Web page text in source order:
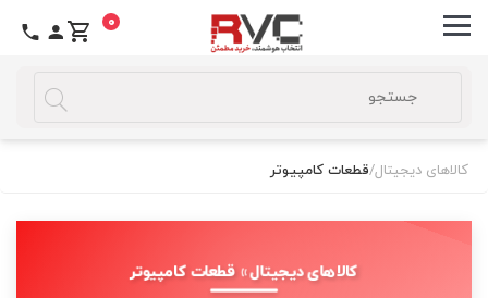
0
کالاهای دیجیتال/قطعات کامپیوتر
کالاهای دیجیتال » قطعات کامپیوتر